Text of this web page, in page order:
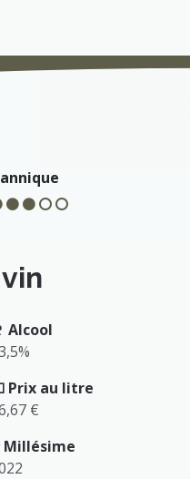
Alcool
Prix au litre
€
Millésime